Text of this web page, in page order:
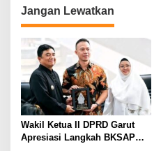
Jangan Lewatkan
Wakil Ketua II DPRD Garut
Apresiasi Langkah BKSAP